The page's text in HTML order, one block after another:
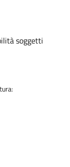
soggetti